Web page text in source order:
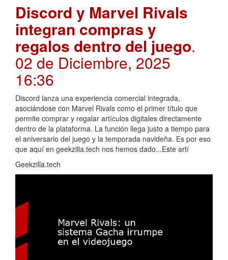
Discord y Marvel Rivals
integran compras y
regalos dentro del juego.
02 de Diciembre, 2025
16:36
Discord lanza una experiencia comercial integrada,
asociándose con Marvel Rivals como el primer título que
permite comprar y regalar artículos digitales directamente
dentro de la plataforma. La función llega justo a tiempo para
el aniversario del juego y la temporada navideña. Es por eso
que aquí en geekzilla.tech nos hemos dado...Este artí
Geekzilla.tech